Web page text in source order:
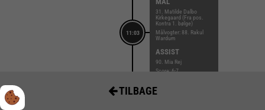
11:03
31. Matilde Dalbo
Kirkegaard (Fra pos.
Kontra 1. bølge)
Målvogter: 88. Rakul
Wardum
ASSIST
90. Mia Rej
Score: 6-7
TILBAGE